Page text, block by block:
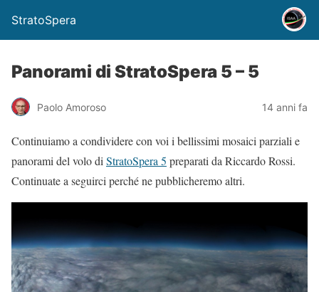
StratoSpera
Panorami di StratoSpera 5 – 5
Paolo Amoroso 14 anni fa
Continuiamo a condividere con voi i bellissimi mosaici parziali e
panorami del volo di StratoSpera 5 preparati da Riccardo Rossi.
Continuate a seguirci perché ne pubblicheremo altri.